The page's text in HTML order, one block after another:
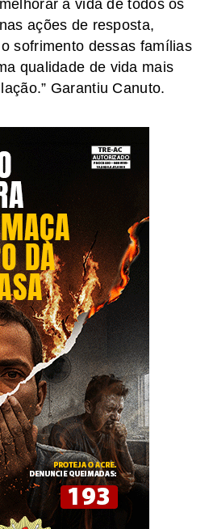
a vida de todos os
ações de resposta,
sofrimento dessas famílias
qualidade de vida mais
Garantiu Canuto.